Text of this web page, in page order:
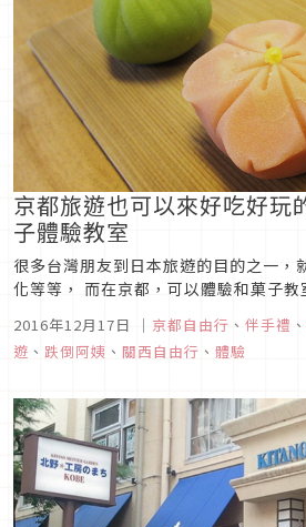
京都旅遊也可以來好吃好玩
子體驗教室
很多台灣朋友到日本旅遊的目的之一，
化等等， 而在京都，可以體驗和菓子
2016年12月17日 ｜ 京都自由行 、 伴手禮 、
遊 、 跌倒阿姨 、 關西自由行 、 體驗